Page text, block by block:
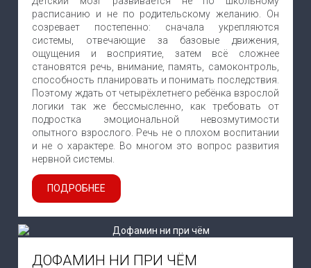
расписанию и не по родительскому желанию. Он
созревает постепенно: сначала укрепляются
системы, отвечающие за базовые движения,
ощущения и восприятие, затем всё сложнее
становятся речь, внимание, память, самоконтроль,
способность планировать и понимать последствия.
Поэтому ждать от четырёхлетнего ребёнка взрослой
логики так же бессмысленно, как требовать от
подростка эмоциональной невозмутимости
опытного взрослого. Речь не о плохом воспитании
и не о характере. Во многом это вопрос развития
нервной системы.
ПОДРОБНЕЕ
ДОФАМИН НИ ПРИ ЧЁМ